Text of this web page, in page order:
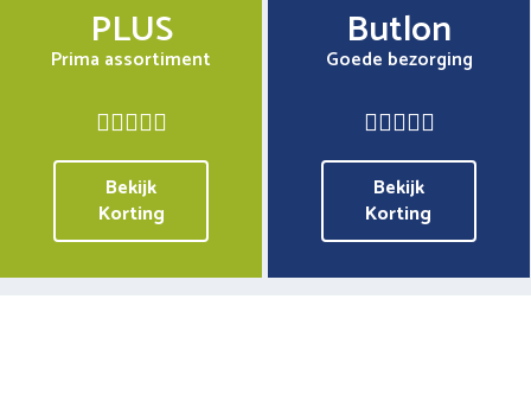
PLUS
Prima assortiment
Bekijk
Korting
Butlon
Goede bezorging
Bekijk
Korting